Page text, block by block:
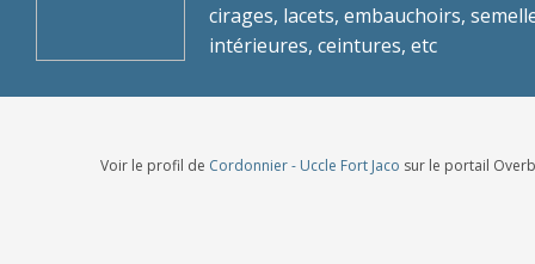
cirages, lacets, embauchoirs,
intérieures, ceintures, etc
Voir le profil de Cordonnier - Uccle Fort Jaco sur le portail